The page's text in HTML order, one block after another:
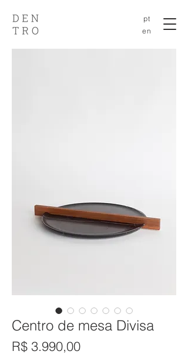
pt
en
Centro de mesa Divisa
R$ 3.990,00Preço